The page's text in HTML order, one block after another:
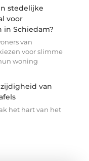
stedelijke
voor
Schiedam?
van
voor slimme
woning
van
het hart van het